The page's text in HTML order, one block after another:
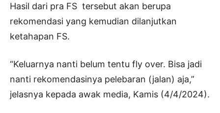
Hasil dari pra FS tersebut akan berupa
rekomendasi yang kemudian dilanjutkan
ketahapan FS.
“Keluarnya nanti belum tentu fly over. Bisa jadi
nanti rekomendasinya pelebaran (jalan) aja,”
jelasnya kepada awak media, Kamis (4/4/2024).